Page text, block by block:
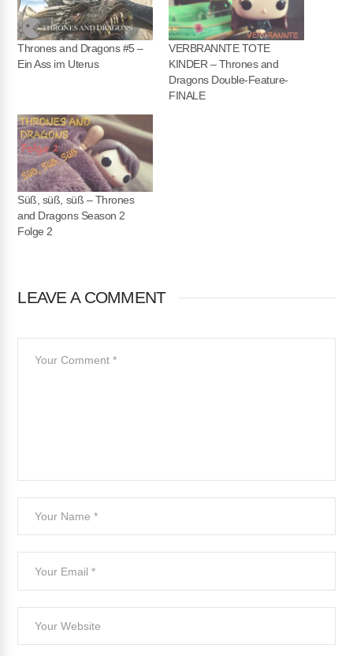
Thrones and Dragons #5 –
Ein Ass im Uterus
VERBRANNTE TOTE
KINDER – Thrones and
Dragons Double-Feature-
FINALE
Süß, süß, süß – Thrones
and Dragons Season 2
Folge 2
LEAVE A COMMENT